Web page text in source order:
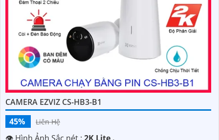
CAMERA EZVIZ CS-HB3-B1
45%
Liên Hệ